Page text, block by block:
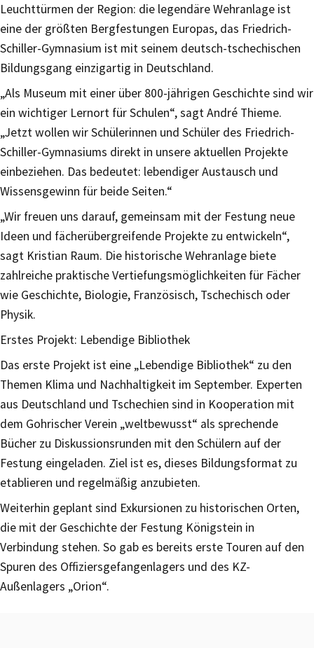
Leuchttürmen der Region: die legendäre Wehranlage ist
eine der größten Bergfestungen Europas, das Friedrich-
Schiller-Gymnasium ist mit seinem deutsch-tschechischen
Bildungsgang einzigartig in Deutschland.
„Als Museum mit einer über 800-jährigen Geschichte sind wir
ein wichtiger Lernort für Schulen“, sagt André Thieme.
„Jetzt wollen wir Schülerinnen und Schüler des Friedrich-
Schiller-Gymnasiums direkt in unsere aktuellen Projekte
einbeziehen. Das bedeutet: lebendiger Austausch und
Wissensgewinn für beide Seiten.“
„Wir freuen uns darauf, gemeinsam mit der Festung neue
Ideen und fächerübergreifende Projekte zu entwickeln“,
sagt Kristian Raum. Die historische Wehranlage biete
zahlreiche praktische Vertiefungsmöglichkeiten für Fächer
wie Geschichte, Biologie, Französisch, Tschechisch oder
Physik.
Erstes Projekt: Lebendige Bibliothek
Das erste Projekt ist eine „Lebendige Bibliothek“ zu den
Themen Klima und Nachhaltigkeit im September. Experten
aus Deutschland und Tschechien sind in Kooperation mit
dem Gohrischer Verein „weltbewusst“ als sprechende
Bücher zu Diskussionsrunden mit den Schülern auf der
Festung eingeladen. Ziel ist es, dieses Bildungsformat zu
etablieren und regelmäßig anzubieten.
Weiterhin geplant sind Exkursionen zu historischen Orten,
die mit der Geschichte der Festung Königstein in
Verbindung stehen. So gab es bereits erste Touren auf den
Spuren des Offiziersgefangenlagers und des KZ-
Außenlagers „Orion“.